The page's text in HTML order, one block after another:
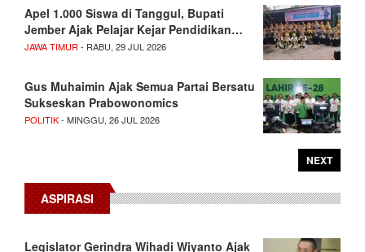
Apel 1.000 Siswa di Tanggul, Bupati
Jember Ajak Pelajar Kejar Pendidikan…
JAWA TIMUR - RABU, 29 JUL 2026
Gus Muhaimin Ajak Semua Partai Bersatu
Sukseskan Prabowonomics
POLITIK- MINGGU, 26 JUL 2026
NEXT
ASPIRASI
Legislator Gerindra Wihadi Wiyanto Ajak